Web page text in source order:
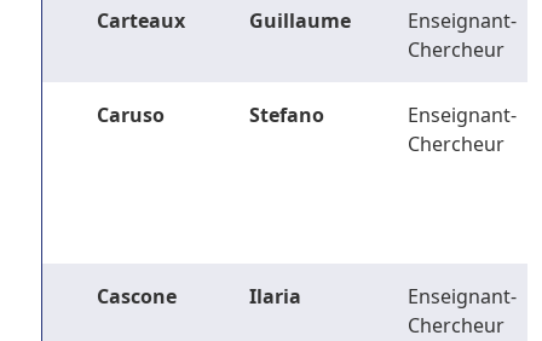
Carteaux Guillaume
Enseignant-
Chercheur
Caruso Stefano
Enseignant-
Chercheur
Cascone Ilaria
Enseignant-
Chercheur